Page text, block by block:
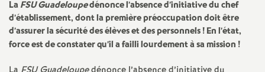
s
E
LaFSU Guadeloupedénonce l’absence d’initiative du chef
d’établissement, dont la première préoccupation doit être
d’assurer la sécurité des élèves et des personnels! En l’état,
force est de constater qu’il a failli lourdement à sa mission !